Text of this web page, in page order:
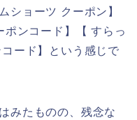
ショーツ クーポン】
ポンコード】【 すらっ
ード】という感じで
みたものの、残念な